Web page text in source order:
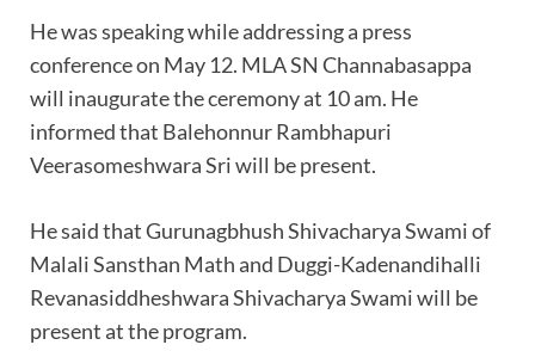
He was speaking while addressing a press
conference on May 12. MLA SN Channabasappa
will inaugurate the ceremony at 10 am. He
informed that Balehonnur Rambhapuri
Veerasomeshwara Sri will be present.
He said that Gurunagbhush Shivacharya Swami of
Malali Sansthan Math and Duggi-Kadenandihalli
Revanasiddheshwara Shivacharya Swami will be
present at the program.